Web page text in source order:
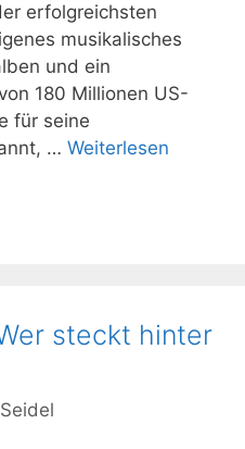
erfolgreichsten
musikalisches
und ein
180 Millionen US-
für seine
… Weiterlesen
steckt hinter